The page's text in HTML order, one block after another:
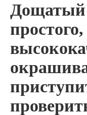
Дощатый